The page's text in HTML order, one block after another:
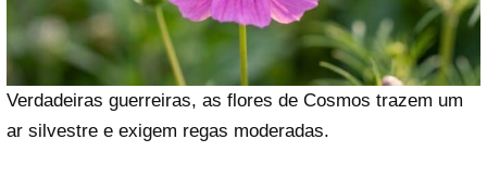
Verdadeiras guerreiras, as flores de Cosmos trazem um
ar silvestre e exigem regas moderadas.